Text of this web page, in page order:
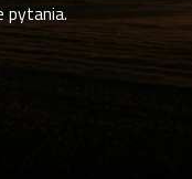
pytania.